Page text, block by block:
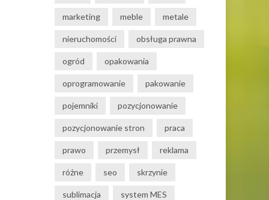
marketing meble metale
nieruchomości obsługa prawna
ogród opakowania
oprogramowanie pakowanie
pojemniki pozycjonowanie
pozycjonowanie stron praca
prawo przemysł reklama
różne seo skrzynie
sublimacja system MES